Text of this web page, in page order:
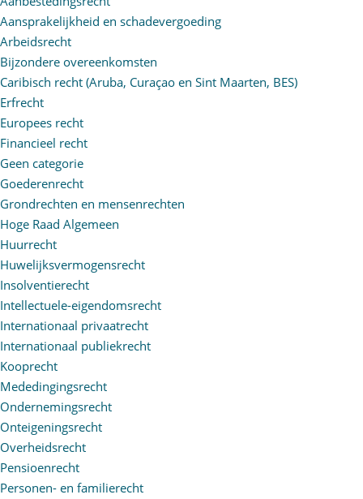
Aansprakelijkheid en schadevergoeding
Arbeidsrecht
Bijzondere overeenkomsten
Caribisch recht (Aruba, Curaçao en Sint Maarten, BES)
Erfrecht
Europees recht
Financieel recht
Geen categorie
Goederenrecht
Grondrechten en mensenrechten
Hoge Raad Algemeen
Huurrecht
Huwelijksvermogensrecht
Insolventierecht
Intellectuele-eigendomsrecht
Internationaal privaatrecht
Internationaal publiekrecht
Kooprecht
Mededingingsrecht
Ondernemingsrecht
Onteigeningsrecht
Overheidsrecht
Pensioenrecht
Personen- en familierecht